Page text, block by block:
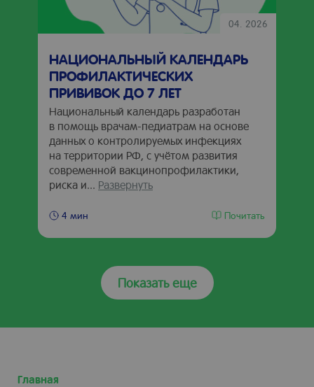
04. 2026
НАЦИОНАЛЬНЫЙ КАЛЕНДАРЬ
ПРОФИЛАКТИЧЕСКИХ
ПРИВИВОК ДО 7 ЛЕТ
Национальный календарь разработан
в помощь врачам-педиатрам на основе
данных о контролируемых инфекциях
на территории РФ, с учётом развития
современной вакцинопрофилактики,
риска и... Развернуть
4 мин Почитать
Показать еще
Главная